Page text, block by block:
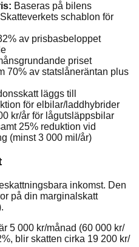
Baseras på bilens
schablon för
av prisbasbeloppet
priset
70% av statslåneräntan plus
läggs till
för elbilar/laddhybrider
kr/år för lågutsläppsbilar
25% reduktion vid
(minst 3 000 mil/år)
inkomst. Den
på din marginalskatt
5 000 kr/månad (60 000 kr/
blir skatten cirka 19 200 kr/